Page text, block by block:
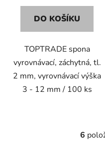
DO KOŠÍKU
TOPTRADE spona
vyrovnávací, záchytná, tl.
2 mm, vyrovnávací výška
3 - 12 mm / 100 ks
6